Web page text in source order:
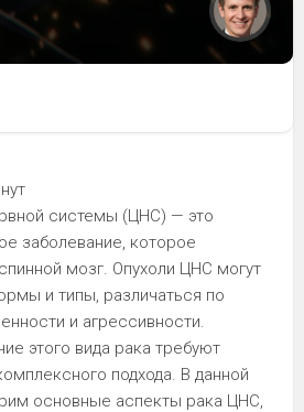
системы (ЦНС) — это
заболевание, которое
мозг. Опухоли ЦНС могут
и типы, различаться по
и агрессивности.
этого вида рака требуют
подхода. В данной
основные аспекты рака ЦНС,